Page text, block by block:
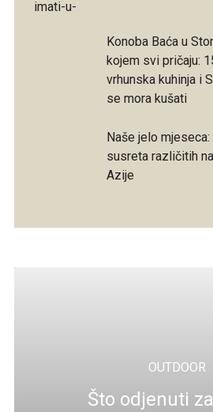
Konoba Baća u
kojem svi pričaju:
vrhunska kuhinja i
se mora kušati
Naše jelo
susreta različitih
Azije
OUTDOOR
Što odjenuti